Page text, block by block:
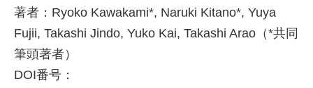
著者：Ryoko Kawakami*, Naruki Kitano*, Yuya
Fujii, Takashi Jindo, Yuko Kai, Takashi Arao（*共同
筆頭著者）
DOI番号：